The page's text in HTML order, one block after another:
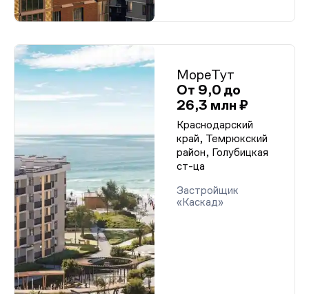
МореТут
От 9,0 до
26,3 млн ₽
Краснодарский
край, Темрюкский
район, Голубицкая
ст-ца
Застройщик
«Каскад»